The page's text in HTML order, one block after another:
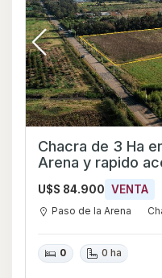
Chacra de 3 Ha
Arena y rapido
U$S 84.900 VENTA
Paso de la Arena
0 0 ha